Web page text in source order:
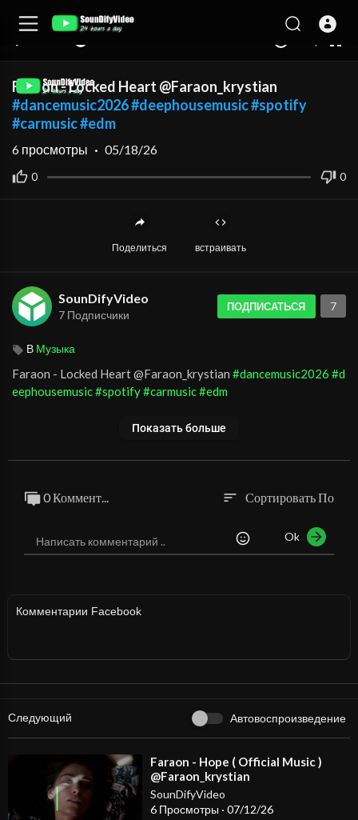
Faraon - Locked Heart @Faraon_krystian
#dancemusic2026#deephousemusic#spotify
#carmusic#edm
0 0
6 просмотры · 05/18/26
Поделиться встраивать
SounDifyVideo
7 Подписчики
ПОДПИСАТЬСЯ 7
В Музыка
⁣Faraon - Locked Heart @Faraon_krystian #dancemusic2026 #d
eephousemusic#spotify#carmusic#edm
Показать больше
0 Коммент... sort Сортировать По
Ok
Комментарии Facebook
Следующий Автовоспроизведение
⁣Faraon - Hope ( Official Music )
@Faraon_krystian
SounDifyVideo
6 Просмотры · 07/12/26